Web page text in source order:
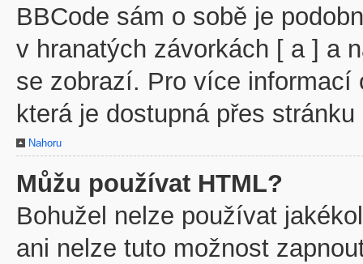
BBCode sám o sobě je
v hranatých závorkách [ a ] a
se zobrazí. Pro více informací
která je dostupná přes
Nahoru
Můžu používat HTML?
Bohužel nelze používat
ani nelze tuto možnost